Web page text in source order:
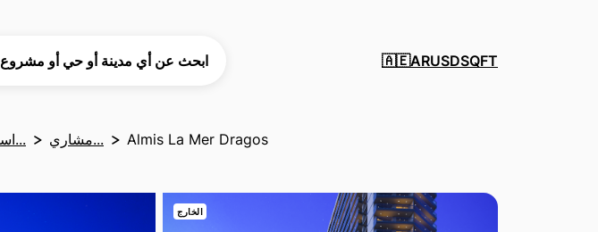
ابحث عن أي مدينة أو حي أو مشروع
🇦🇪ARUSDSQFT
اسطنب... مشاري... Almis La Mer Dragos
الخارج